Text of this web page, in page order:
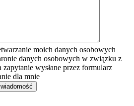
moich danych osobowych
danych osobowych w związku z
wysłane przez formularz
dla mnie